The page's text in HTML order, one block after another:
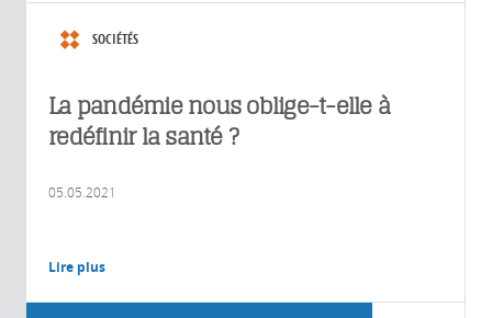
SOCIÉTÉS
La pandémie nous oblige-t-elle à
redéfinir la santé ?
05.05.2021
Lire plus